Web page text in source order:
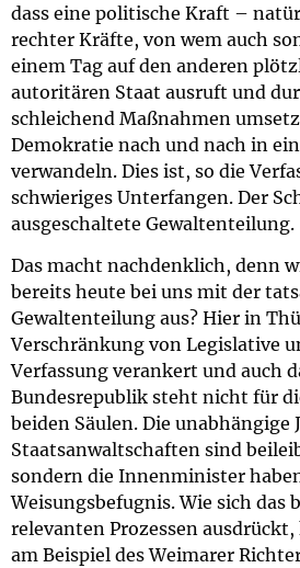
dass eine politische Kraft –
rechter Kräfte, von wem auch
einem Tag auf den anderen
autoritären Staat ausruft und
schleichend Maßnahmen
Demokratie nach und nach in
verwandeln. Dies ist, so die
schwieriges Unterfangen. Der
ausgeschaltete Gewaltenteilung.
Das macht nachdenklich, denn
bereits heute bei uns mit der
Gewaltenteilung aus? Hier in
Verschränkung von Legislative
Verfassung verankert und auch
Bundesrepublik steht nicht für
beiden Säulen. Die unabhängige
Staatsanwaltschaften sind
sondern die Innenminister
Weisungsbefugnis. Wie sich das
relevanten Prozessen
am Beispiel des Weimarer